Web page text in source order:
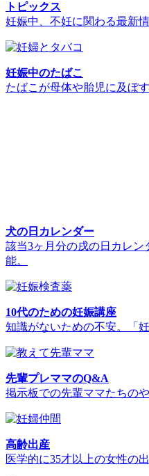
トピックス
妊娠中、不妊に関わる最新
妊娠中のたばこ
たばこが母体や胎児に及ぼ
犬の日カレンダー
該当3ヶ月分の戌の日カレ
能。
10代のための妊娠講座
知識がないための不安。「
先輩プレママのQ&A
掲示板での先輩ママたちの
高齢出産
医学的に35才以上の女性の